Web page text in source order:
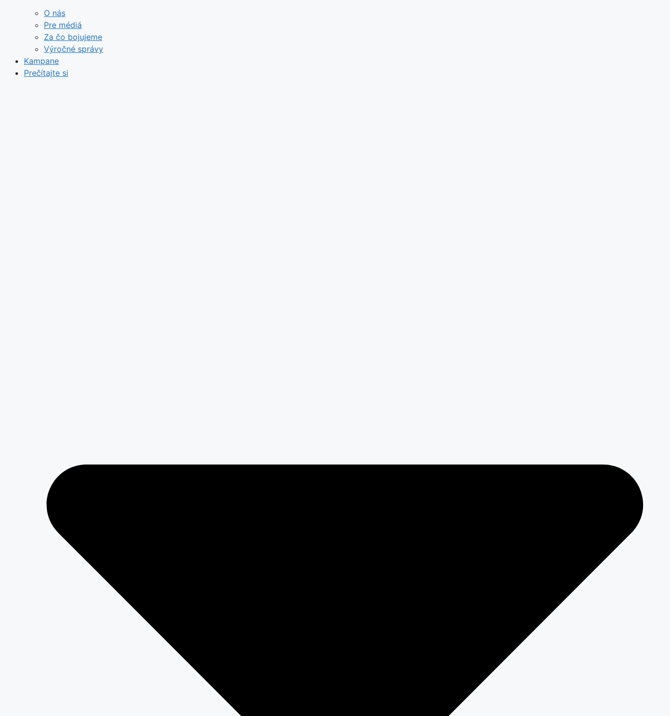
O nás
Pre médiá
Za čo bojujeme
Výročné správy
Kampane
Prečítajte si